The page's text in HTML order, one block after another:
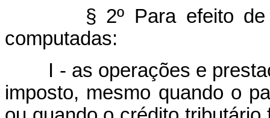
§ 2º Para efeito
computadas:
I - as operações e
imposto, mesmo quando o